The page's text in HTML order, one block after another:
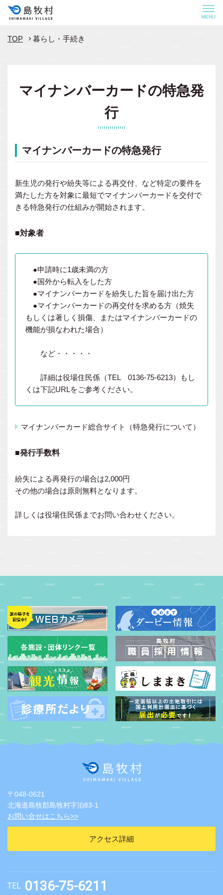
MENU
TOP 暮らし・手続き
マイナンバーカードの特急発
行
マイナンバーカードの特急発行
新生児の発行や紛失等による再交付、など特定の要件を
満たした方を対象に最短でマイナンバーカードを交付で
きる特急発行の仕組みが開始されます。
■対象者
●申請時に1歳未満の方
●国外から転入をした方
●マイナンバーカードを紛失した旨を届け出た方
●マイナンバーカードの再交付を求める方（焼失
もしくは著しく損傷、またはマイナンバーカードの
機能が損なわれた場合）
など・・・・・
詳細は役場住民係（TEL 0136-75-6213）もし
くは下記URLをご参考ください。
マイナンバーカード総合サイト（特急発行について）
■発行手数料
紛失による再発行の場合は2,000円
その他の場合は原則無料となります。
詳しくは役場住民係までお問い合わせください。
〒048-0621
北海道島牧郡島牧村字泊83-1
お問い合せはこちら>>
アクセス詳細
TEL 0136-75-6211